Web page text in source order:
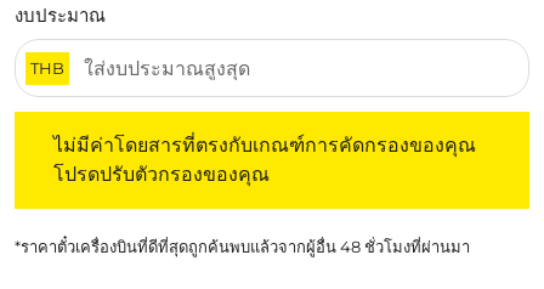
งบประมาณ
THB
ไม่มีค่าโดยสารที่ตรงกับเกณฑ์การคัดกรองของคุณ
โปรดปรับตัวกรองของคุณ
*ราคาตั๋วเครื่องบินที่ดีที่สุดถูกค้นพบแล้วจากผู้อื่น 48 ชั่วโมงที่ผ่านมา